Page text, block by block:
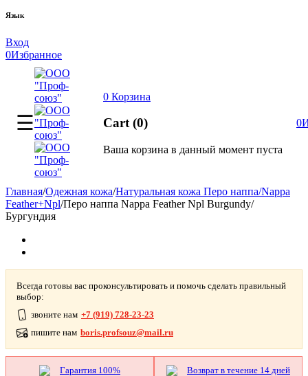
Язык
Вход
0Избранное
0 Корзина
Cart (0)
Ваша корзина в данный момент пуста
0
Главная/Одежная кожа/Натуральная кожа Перо наппа/Nappa
Feather+Npl/Перо наппа Nappa Feather Npl Burgundy/
Бургундия
Всегда готовы вас проконсультировать и помочь сделать правильный
выбор:
звоните нам +7 (919) 728-23-23
пишите нам boris.profsouz@mail.ru
Гарантия 100% Возврат в течение 14 дней